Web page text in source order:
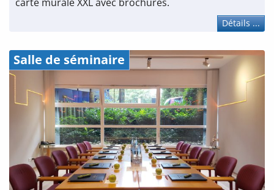
Détails ...
Salle de séminaire